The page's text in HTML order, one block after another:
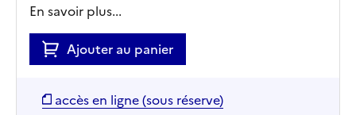
En savoir plus...
Ajouter au panier
accès en ligne (sous réserve)